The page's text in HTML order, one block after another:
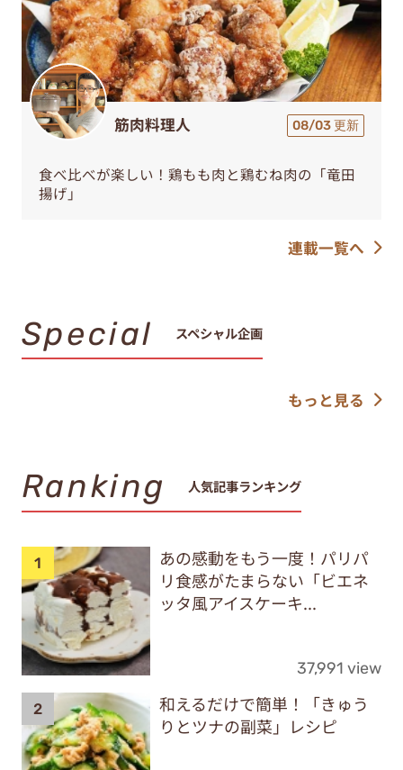
筋肉料理人 08/03 更新
食べ比べが楽しい！鶏もも肉と鶏むね肉の「竜田
揚げ」
連載一覧へ
Special スペシャル企画
もっと見る
Ranking 人気記事ランキング
あの感動をもう一度！パリパ
リ食感がたまらない「ビエネ
ッタ風アイスケーキ...
37,991 view
和えるだけで簡単！「きゅう
りとツナの副菜」レシピ